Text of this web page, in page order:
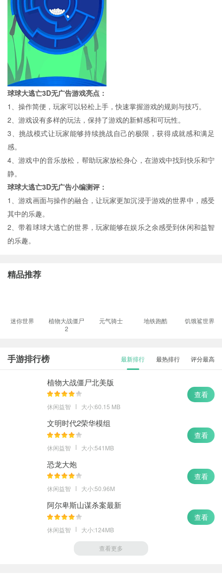
球球大逃亡3D无广告游戏亮点：
1、操作简便，玩家可以轻松上手，快速掌握游戏的规则与技巧。
2、游戏设有多样的玩法，保持了游戏的新鲜感和可玩性。
3、挑战模式让玩家能够持续挑战自己的极限，获得成就感和满足
感。
4、游戏中的音乐放松，帮助玩家放松身心，在游戏中找到快乐和宁
静。
球球大逃亡3D无广告小编测评：
1、游戏画面与操作的融合，让玩家更加沉浸于游戏的世界中，感受
其中的乐趣。
2、带着球球大逃亡的世界，玩家能够在娱乐之余感受到休闲和益智
的乐趣。
精品推荐
迷你世界
植物大战僵尸
2
元气骑士 地铁跑酷 饥饿鲨世界
手游排行榜 最新排行 最热排行 评分最高
植物大战僵尸北美版
休闲益智 大小:60.15 MB
查看
文明时代2荣华模组
休闲益智 大小:541MB
查看
恐龙大炮
休闲益智 大小:50.96M
查看
阿尔卑斯山谋杀案最新
休闲益智 大小:124MB
查看
查看更多